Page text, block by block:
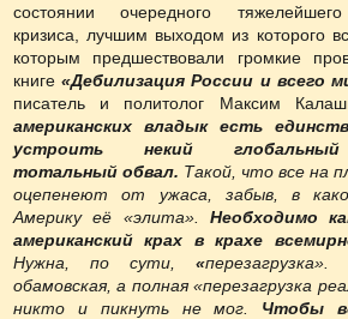
состоянии очередного тяжелейшего
кризиса, лучшим выходом из которого
которым предшествовали громкие
книге«Дебилизация России и всего
писатель и политолог Максим
американских владык есть
устроить некий
тотальный обвал. Такой, что все на
оцепенеют от ужаса, забыв, в
Америку её «элита».
Необходимо
американский крах в крахе
Нужна, по сути, «
обамовская, а полная «перезагрузка
никто и пикнуть не мог. Чтобы